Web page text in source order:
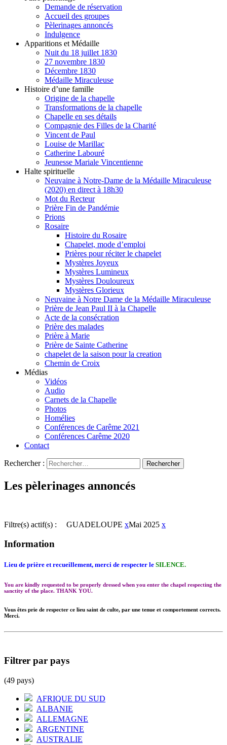
Demande de réservation
Accueil des groupes
Pèlerinages annoncés
Indulgence
Apparitions et Médaille
Nuit du 18 juillet 1830
27 novembre 1830
Décembre 1830
Médaille Miraculeuse
Histoire d’une famille
Origine de la chapelle
Transformations de la chapelle
Chapelle en ses détails
Compagnie des Filles de la Charité
Vincent de Paul
Louise de Marillac
Catherine Labouré
Jeunesse Mariale Vincentienne
Halte spirituelle
Neuvaine à Notre-Dame de la Médaille Miraculeuse
(2020) en direct à 18h30
Mot du Recteur
Prière Fin de Pandémie
Prions
Rosaire
Histoire du Rosaire
Chapelet, mode d’emploi
Prières pour réciter le chapelet
Mystères Joyeux
Mystères Lumineux
Mystères Douloureux
Mystères Glorieux
Neuvaine à Notre Dame de la Médaille Miraculeuse
Prière de Jean Paul II à la Chapelle
Acte de la consécration
Prière des malades
Prière à Marie
Prière de Sainte Catherine
chapelet de la saison pour la creation
Chemin de Croix
Médias
Vidéos
Audio
Carnets de la Chapelle
Photos
Homélies
Conférences de Carême 2021
Conférences Carême 2020
Contact
Rechercher :
Les pèlerinages annoncés
Filtre(s) actif(s) : GUADELOUPE xMai 2025 x
Information
Lieu de prière et recueillement, merci de respecter le SILENCE.
You are kindly requested to be properly dressed when you enter the chapel respecting the
sanctity of the place. THANK YOU.
Vous êtes prie de respecter ce lieu saint de culte, par une tenue et comportement corrects.
Merci.
Filtrer par pays
(49 pays)
AFRIQUE DU SUD
ALBANIE
ALLEMAGNE
ARGENTINE
AUSTRALIE